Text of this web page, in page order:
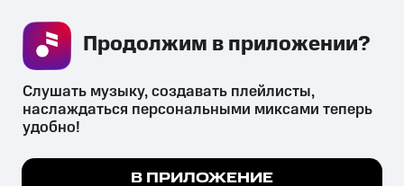
СКАЧАТЬ ПРИЛОЖЕНИЕ
психотропных веществ, их аналогов причиняет вред здоровью,
их незаконный оборот запрещён и влечёт установленную
Мы используем куки, чтобы на сайте все
Слушать музыку, создавать плейлисты,
наслаждаться персональными миксами теперь
удобно!
В ПРИЛОЖЕНИЕ